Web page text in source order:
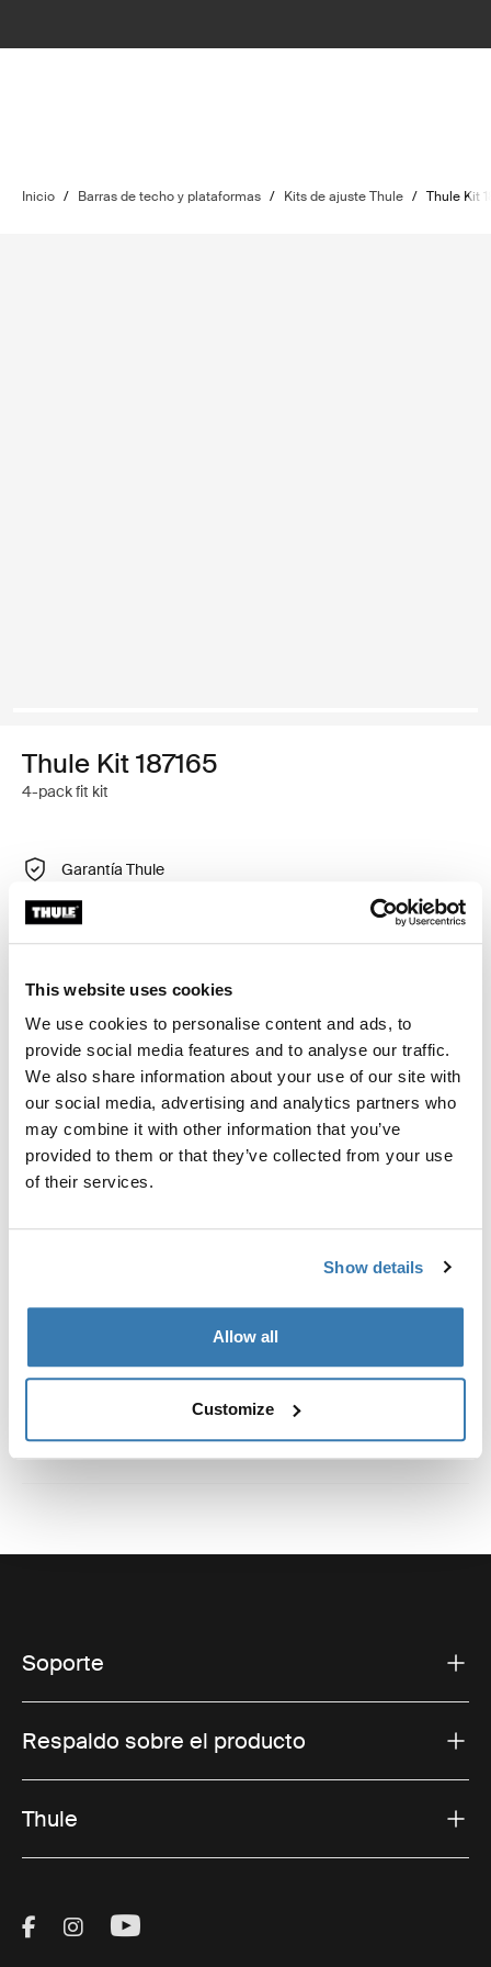
This website uses cookies
We use cookies to personalise content and ads, to
provide social media features and to analyse our traffic.
We also share information about your use of our site with
our social media, advertising and analytics partners who
may combine it with other information that you’ve
provided to them or that they’ve collected from your use
of their services.
Show details
Allow all
Customize
Inicio / Barras de techo y plataformas / Kits de ajuste Thule / Thule Kit
Thule Kit 187165
4-pack fit kit
Garantía Thule
Encontrar en tienda
Kit de ajuste a la medida para montar un sistema de
portaequipajes de techo Thule en vehículos con puntos
de fijación integrados, perfil en T o puntos de fijación
de portaequipajes de instalación personalizada.
Toggle guides and instructions
Soporte
Respaldo sobre el producto
Thule
Visit Thule on Facebook (external link)
Visit Thule on Instagram (external link)
Visit Thule on Youtube (external